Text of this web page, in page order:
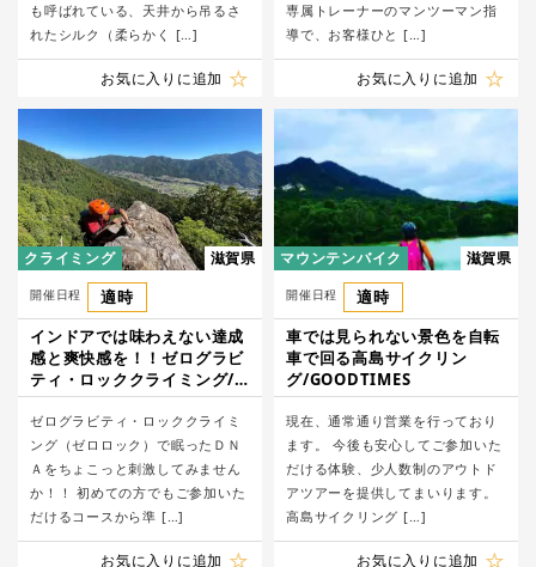
も呼ばれている、天井から吊るさ
れたシルク（柔らかく […]
お気に入りに追加
専属トレーナーのマンツーマン指
導で、お客様ひと […]
お気に入りに追加
クライミング 滋賀県
開催日程
適時
インドアでは味わえない達成
感と爽快感を！！ゼログラビ
ティ・ロッククライミング/
ゼログラビティ
ゼログラビティ・ロッククライミ
ング（ゼロロック）で眠ったＤＮ
Ａをちょこっと刺激してみません
か！！ 初めての方でもご参加いた
だけるコースから準 […]
お気に入りに追加
マウンテンバイク 滋賀県
開催日程
適時
車では見られない景色を自転
車で回る高島サイクリン
グ/GOODTIMES
現在、通常通り営業を行っており
ます。 今後も安心してご参加いた
だける体験、少人数制のアウトド
アツアーを提供してまいります。
高島サイクリング […]
お気に入りに追加